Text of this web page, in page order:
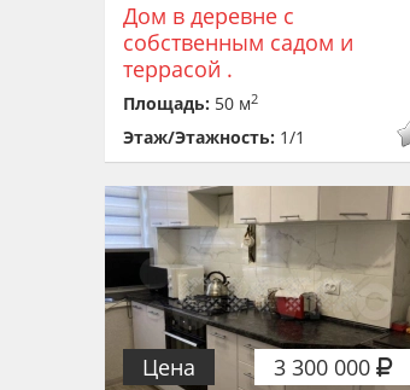
Дом в деревне с
собственным садом и
террасой .
Площадь: 50 м2
Этаж/Этажность: 1/1
3 300 000
Цена